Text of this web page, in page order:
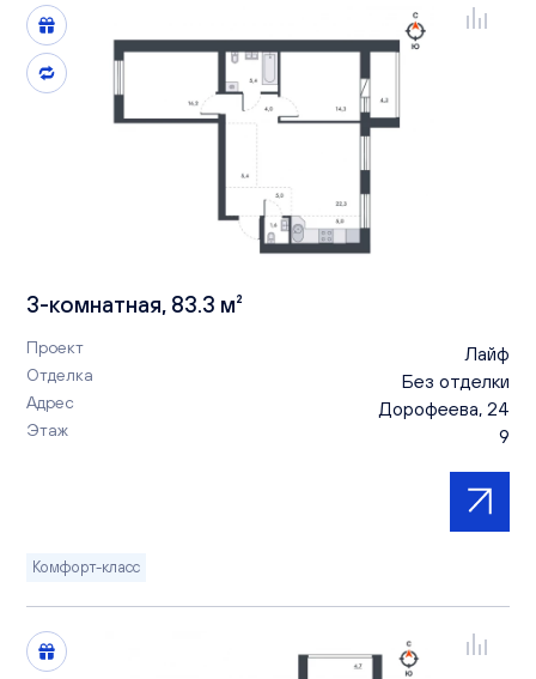
3-комнатная, 83.3 м²
Проект Лайф
Отделка Без отделки
Адрес Дорофеева, 24
Этаж 9
Комфорт-класс